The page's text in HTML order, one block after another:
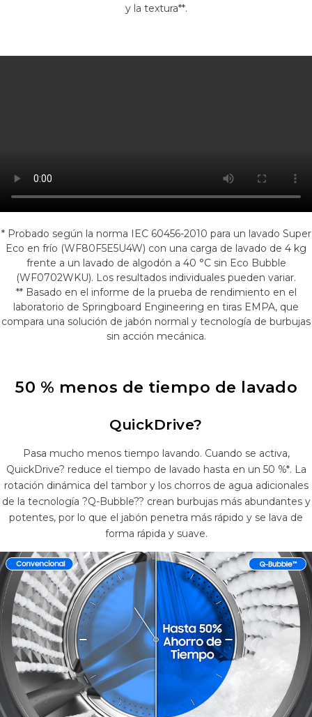
y la textura**.
* Probado según la norma IEC 60456-2010 para un lavado Super
Eco en frío (WF80F5E5U4W) con una carga de lavado de 4 kg
frente a un lavado de algodón a 40 °C sin Eco Bubble
(WF0702WKU). Los resultados individuales pueden variar.
** Basado en el informe de la prueba de rendimiento en el
laboratorio de Springboard Engineering en tiras EMPA, que
compara una solución de jabón normal y tecnología de burbujas
sin acción mecánica.
50 % menos de tiempo de lavado
QuickDrive?
Pasa mucho menos tiempo lavando. Cuando se activa,
QuickDrive? reduce el tiempo de lavado hasta en un 50 %*. La
rotación dinámica del tambor y los chorros de agua adicionales
de la tecnología ?Q-Bubble?? crean burbujas más abundantes y
potentes, por lo que el jabón penetra más rápido y se lava de
forma rápida y suave.